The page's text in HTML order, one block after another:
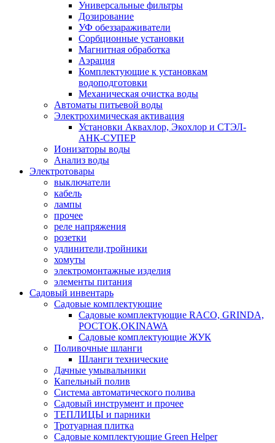
Универсальные фильтры
Дозирование
УФ обеззараживатели
Сорбционные установки
Магнитная обработка
Аэрация
Комплектующие к установкам
водоподготовки
Механическая очистка воды
Автоматы питьевой воды
Электрохимическая активация
Установки Аквахлор, Экохлор и СТЭЛ-
АНК-СУПЕР
Ионизаторы воды
Анализ воды
Электротовары
выключатели
кабель
лампы
прочее
реле напряжения
розетки
удлинители,тройники
хомуты
электромонтажные изделия
элементы питания
Садовый инвентарь
Садовые комплектующие
Садовые комплектующие RACO, GRINDA,
РОСТОК,OKINAWA
Садовые комплектующие ЖУК
Поливочные шланги
Шланги технические
Дачные умывальники
Капельный полив
Система автоматического полива
Садовый инструмент и прочее
ТЕПЛИЦЫ и парники
Тротуарная плитка
Садовые комплектующие Green Helper